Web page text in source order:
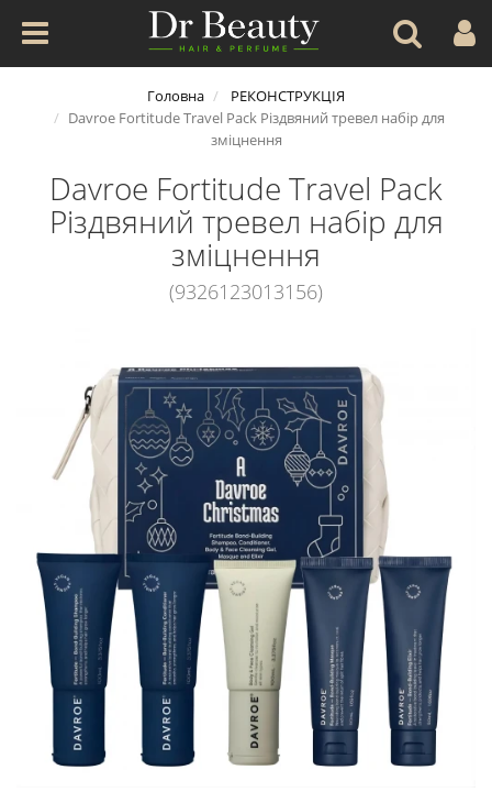
Головна
РЕКОНСТРУКЦІЯ
Davroe Fortitude Travel Pack Різдвяний тревел набір для
зміцнення
Davroe Fortitude Travel Pack
Різдвяний тревел набір для
зміцнення
(9326123013156)